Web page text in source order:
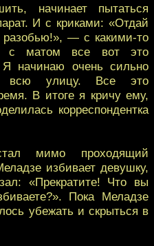
начинает пытаться
И с криками: «Отдай
разобью!», — с какими-то
с матом все вот это
начинаю очень сильно
всю улицу. Все это
В итоге я кричу ему,
корреспондентка
мимо проходящий
избивает девушку,
«Прекратите! Что вы
Пока Меладзе
убежать и скрыться в